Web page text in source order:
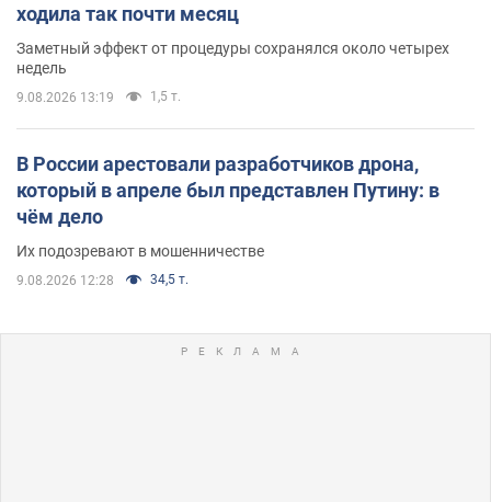
ходила так почти месяц
Заметный эффект от процедуры сохранялся около четырех
недель
9.08.2026 13:19 1,5 т.
В России арестовали разработчиков дрона,
который в апреле был представлен Путину: в
чём дело
Их подозревают в мошенничестве
9.08.2026 12:28 34,5 т.